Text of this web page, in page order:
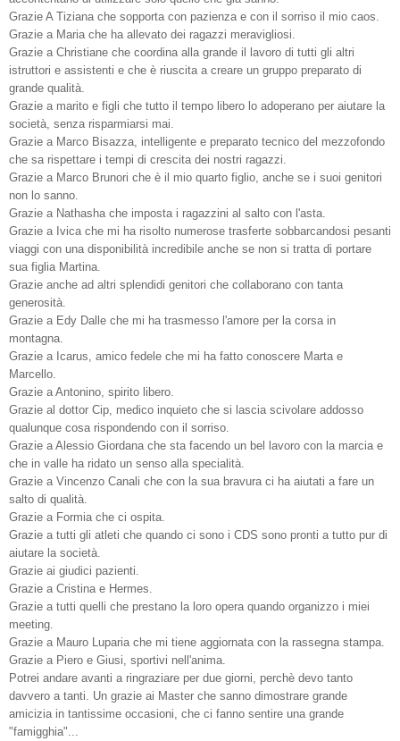
Grazie A Tiziana che sopporta con pazienza e con il sorriso il mio caos.
Grazie a Maria che ha allevato dei ragazzi meravigliosi.
Grazie a Christiane che coordina alla grande il lavoro di tutti gli altri
istruttori e assistenti e che è riuscita a creare un gruppo preparato di
grande qualità.
Grazie a marito e figli che tutto il tempo libero lo adoperano per aiutare la
società, senza risparmiarsi mai.
Grazie a Marco Bisazza, intelligente e preparato tecnico del mezzofondo
che sa rispettare i tempi di crescita dei nostri ragazzi.
Grazie a Marco Brunori che è il mio quarto figlio, anche se i suoi genitori
non lo sanno.
Grazie a Nathasha che imposta i ragazzini al salto con l'asta.
Grazie a Ivica che mi ha risolto numerose trasferte sobbarcandosi pesanti
viaggi con una disponibilità incredibile anche se non si tratta di portare
sua figlia Martina.
Grazie anche ad altri splendidi genitori che collaborano con tanta
generosità.
Grazie a Edy Dalle che mi ha trasmesso l'amore per la corsa in
montagna.
Grazie a Icarus, amico fedele che mi ha fatto conoscere Marta e
Marcello.
Grazie a Antonino, spirito libero.
Grazie al dottor Cip, medico inquieto che si lascia scivolare addosso
qualunque cosa rispondendo con il sorriso.
Grazie a Alessio Giordana che sta facendo un bel lavoro con la marcia e
che in valle ha ridato un senso alla specialità.
Grazie a Vincenzo Canali che con la sua bravura ci ha aiutati a fare un
salto di qualità.
Grazie a Formia che ci ospita.
Grazie a tutti gli atleti che quando ci sono i CDS sono pronti a tutto pur di
aiutare la società.
Grazie ai giudici pazienti.
Grazie a Cristina e Hermes.
Grazie a tutti quelli che prestano la loro opera quando organizzo i miei
meeting.
Grazie a Mauro Luparia che mi tiene aggiornata con la rassegna stampa.
Grazie a Piero e Giusi, sportivi nell'anima.
Potrei andare avanti a ringraziare per due giorni, perchè devo tanto
davvero a tanti. Un grazie ai Master che sanno dimostrare grande
amicizia in tantissime occasioni, che ci fanno sentire una grande
"famigghia"...